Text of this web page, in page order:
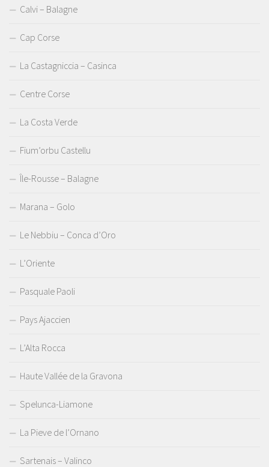
Calvi – Balagne
Cap Corse
La Castagniccia – Casinca
Centre Corse
La Costa Verde
Fium’orbu Castellu
Île-Rousse – Balagne
Marana – Golo
Le Nebbiu – Conca d’Oro
L’Oriente
Pasquale Paoli
Pays Ajaccien
L’Alta Rocca
Haute Vallée de la Gravona
Spelunca-Liamone
La Pieve de l’Ornano
Sartenais – Valinco